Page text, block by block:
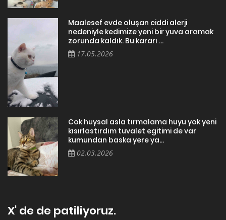
Maalesef evde oluşan ciddi alerji
nedeniyle kedimize yeni bir yuva aramak
zorunda kaldık. Bu kararı ...
17.05.2026
Cok huysal asla tırmalama huyu yok yeni
kısırlastırdım tuvalet egitimi de var
kumundan baska yere ya...
02.03.2026
X' de de patiliyoruz.